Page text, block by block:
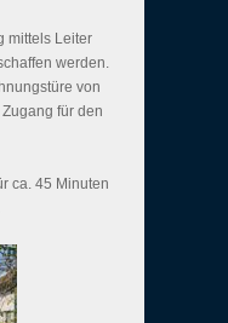
mittels Leiter
werden.
von
für den
ca. 45 Minuten